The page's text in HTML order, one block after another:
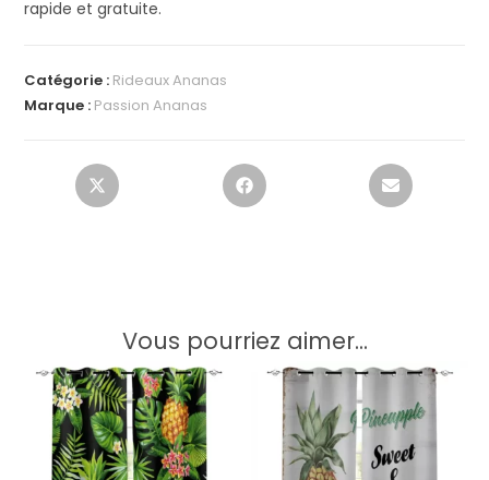
rapide et gratuite.
Catégorie : Rideaux Ananas
Marque : Passion Ananas
Vous pourriez aimer...